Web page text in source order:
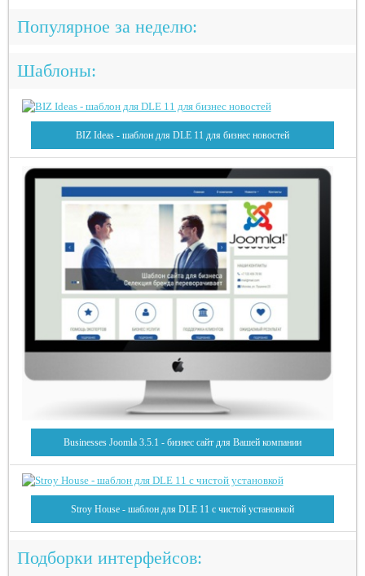
Популярное за неделю:
Шаблоны:
BIZ Ideas - шаблон для DLE 11 для бизнес новостей
Businesses Joomla 3.5.1 - бизнес сайт для Вашей компании
Stroy House - шаблон для DLE 11 с чистой установкой
Подборки интерфейсов: